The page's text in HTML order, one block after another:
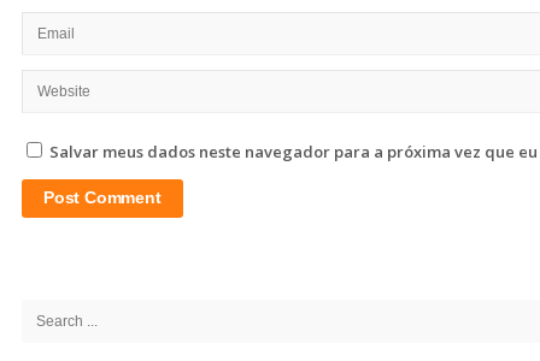
Salvar meus dados neste navegador para a próxima vez que
Search